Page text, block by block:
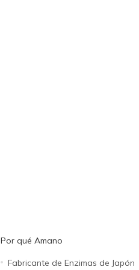
Por qué Amano
Fabricante de Enzimas de Japón